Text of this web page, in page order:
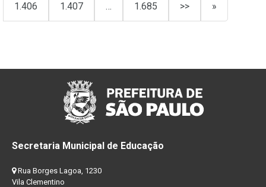
1.406 1.407 … 1.685 >> »
Secretaria Municipal de Educação
Rua Borges Lagoa, 1230
Vila Clementino